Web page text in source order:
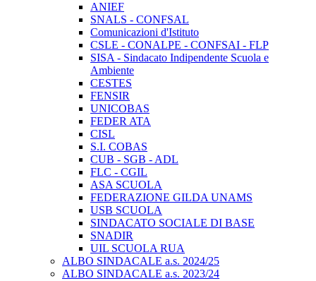
ANIEF
SNALS - CONFSAL
Comunicazioni d'Istituto
CSLE - CONALPE - CONFSAI - FLP
SISA - Sindacato Indipendente Scuola e
Ambiente
CESTES
FENSIR
UNICOBAS
FEDER ATA
CISL
S.I. COBAS
CUB - SGB - ADL
FLC - CGIL
ASA SCUOLA
FEDERAZIONE GILDA UNAMS
USB SCUOLA
SINDACATO SOCIALE DI BASE
SNADIR
UIL SCUOLA RUA
ALBO SINDACALE a.s. 2024/25
ALBO SINDACALE a.s. 2023/24